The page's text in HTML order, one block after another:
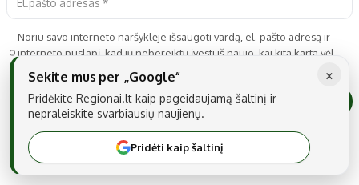
Noriu savo interneto naršyklėje išsaugoti vardą, el. pašto adresą ir
interneto puslapį, kad jų nebereiktų įvesti iš naujo, kai kitą kartą vėl
×
Sekite mus per „Google“
Pridėkite Regionai.lt kaip pageidaujamą šaltinį ir
nepraleiskite svarbiausių naujienų.
Pridėti kaip šaltinį